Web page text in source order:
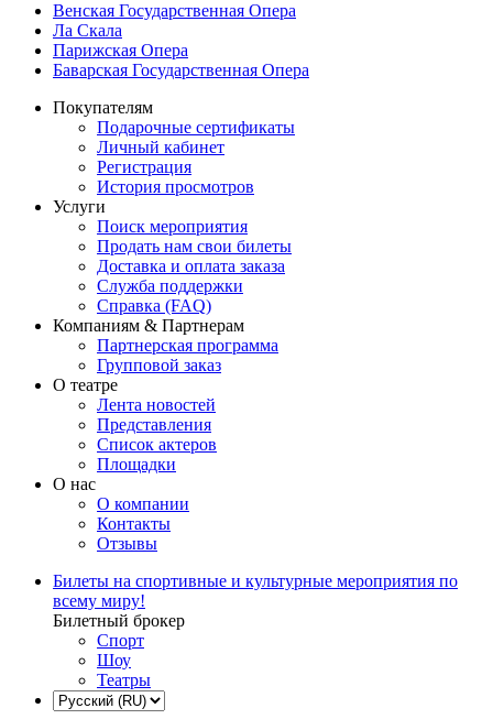
Венская Государственная Опера
Ла Скала
Парижская Опера
Баварская Государственная Опера
Покупателям
Подарочные сертификаты
Личный кабинет
Регистрация
История просмотров
Услуги
Поиск мероприятия
Продать нам свои билеты
Доставка и оплата заказа
Служба поддержки
Справка (FAQ)
Компаниям & Партнерам
Партнерская программа
Групповой заказ
О театре
Лента новостей
Представления
Список актеров
Площадки
О нас
О компании
Контакты
Отзывы
Билеты на спортивные и культурные мероприятия по
всему миру!
Билетный брокер
Спорт
Шоу
Театры